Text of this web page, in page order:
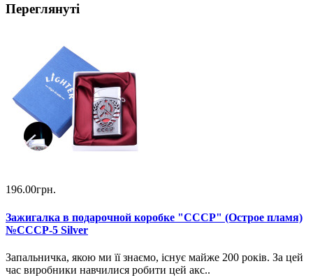
Переглянуті
196.00грн.
Зажигалка в подарочной коробке "СССР" (Острое пламя)
№СССР-5 Silver
Запальничка, якою ми її знаємо, існує майже 200 років. За цей
час виробники навчилися робити цей акс..